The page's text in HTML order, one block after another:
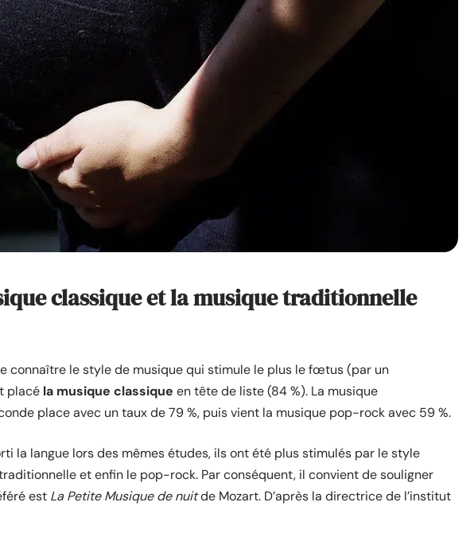
classique et la musique traditionnelle
connaître le style de musique qui stimule le plus le fœtus (par un
placé la musique classique en tête de liste (84 %). La musique
place avec un taux de 79 %, puis vient la musique pop-rock avec 59 %.
la langue lors des mêmes études, ils ont été plus stimulés par le style
et enfin le pop-rock. Par conséquent, il convient de souligner
est La Petite Musique de nuitde Mozart. D’après la directrice de l’institut